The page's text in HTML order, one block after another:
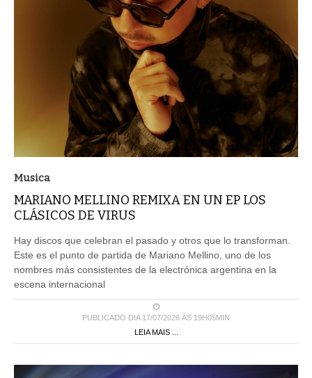
Musica
MARIANO MELLINO REMIXA EN UN EP LOS
CLÁSICOS DE VIRUS
Hay discos que celebran el pasado y otros que lo transforman.
Este es el punto de partida de Mariano Mellino, uno de los
nombres más consistentes de la electrónica argentina en la
escena internacional
PUBLICADO DIA 17/07/2026 ÀS 19H05MIN
LEIA MAIS ...